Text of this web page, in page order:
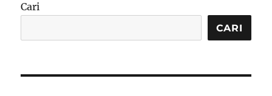
Lanka
Rasa
Khas
Cari
CARI